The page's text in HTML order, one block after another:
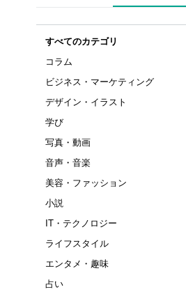
すべてのカテゴリ
コラム
ビジネス・マーケティング
デザイン・イラスト
学び
写真・動画
音声・音楽
美容・ファッション
小説
IT・テクノロジー
ライフスタイル
エンタメ・趣味
占い